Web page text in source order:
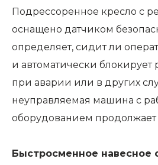
Подрессоренное кресло с
оснащено датчиком
определяет, сидит ли
и автоматически
при аварии или в других
неуправляемая машина с
оборудованием
Быстросменное навесное